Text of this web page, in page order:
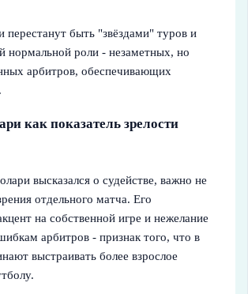
перестанут быть "звёздами" туров и
нормальной роли - незаметных, но
арбитров, обеспечивающих
как показатель зрелости
высказался о судействе, важно не
отдельного матча. Его
на собственной игре и нежелание
арбитров - признак того, что в
выстраивать более взрослое